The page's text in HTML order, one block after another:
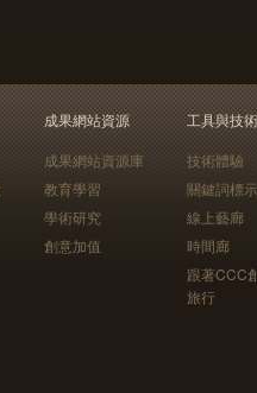
成果網站資源
成果網站資源庫
教育學習
學術研究
創意加值
工具與技
技術體驗
關鍵詞標
線上藝廊
時間廊
跟著CCC
旅行